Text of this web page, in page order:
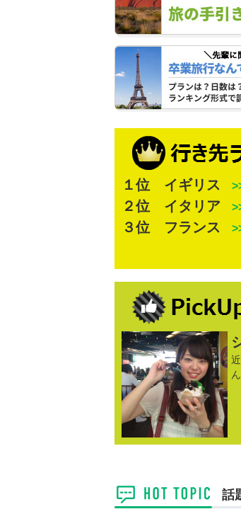
１位 イギリス
２位 イタリア
３位 フランス
話